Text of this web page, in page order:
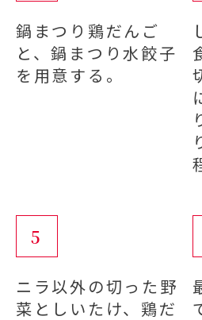
鍋まつり鶏だんご
と、鍋まつり水餃子
を用意する。
5
ニラ以外の切った野
菜としいたけ、鶏だ